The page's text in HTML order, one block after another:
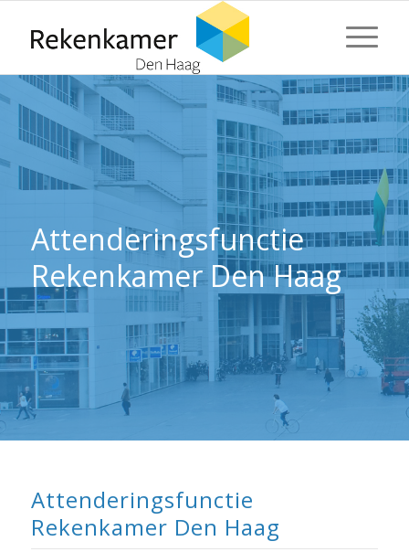
⬇ Blok overslaan
⬇ Blok overslaan
Attenderingsfunctie
Rekenkamer Den Haag
Attenderingsfunctie
Rekenkamer Den Haag